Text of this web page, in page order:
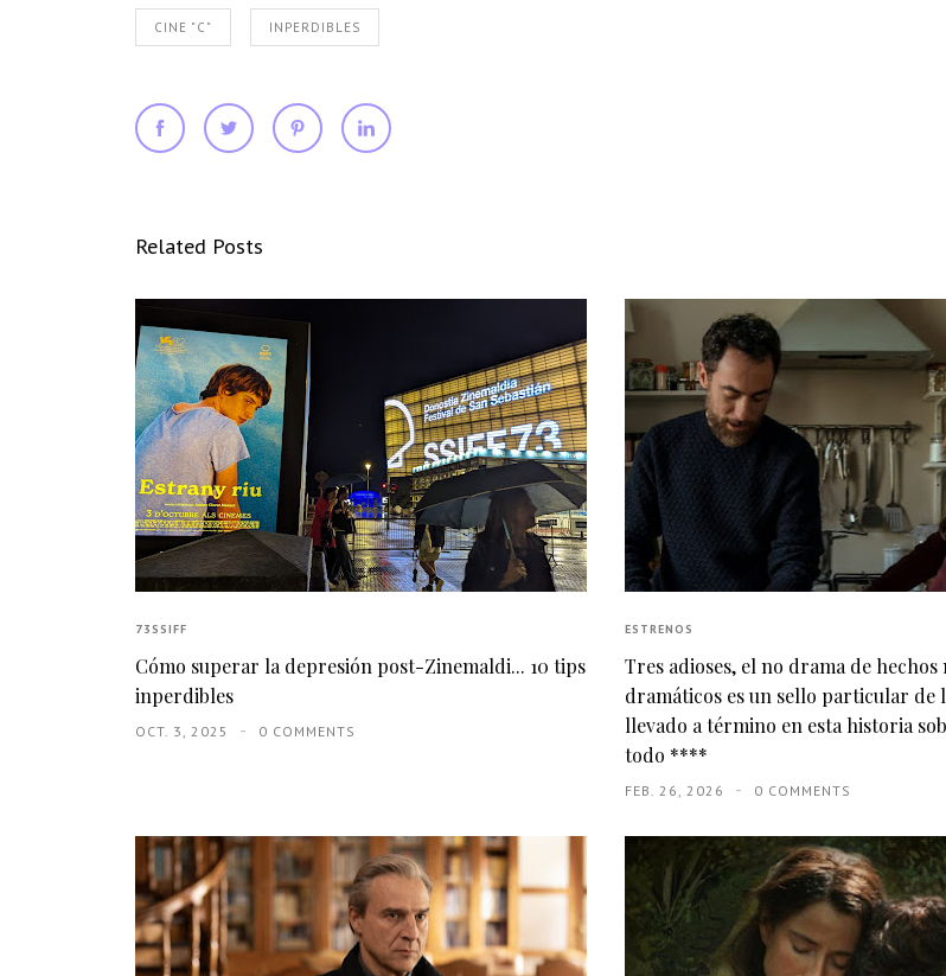
CINE "C" INPERDIBLES
Related Posts
73SSIFF
Cómo superar la depresión post-Zinemaldi... 10 tips
inperdibles
OCT. 3, 2025 0 COMMENTS
ESTRENOS
Tres adioses, el no drama de hechos
dramáticos es un sello particular de
llevado a término en esta historia
todo ****
FEB. 26, 2026 0 COMMENTS